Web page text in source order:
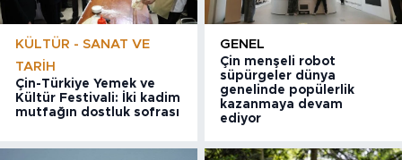
KÜLTÜR - SANAT VE
TARIH
Çin-Türkiye Yemek ve
Kültür Festivali: İki kadim
mutfağın dostluk sofrası
GENEL
Çin menşeli robot
süpürgeler dünya
genelinde popülerlik
kazanmaya devam
ediyor